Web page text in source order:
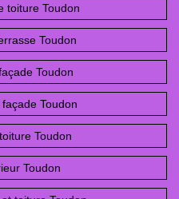
toiture Toudon
Toudon
Toudon
Toudon
Toudon
Toudon